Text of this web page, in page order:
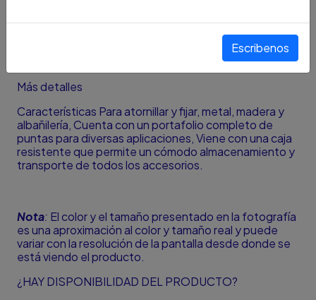
Más detalles
Características Para atornillar y fijar, metal, madera y
albañilería, Cuenta con un portafolio completo de
puntas para diversas aplicaciones, Viene con una caja
resistente que permite un cómodo almacenamiento y
transporte de todos los accesorios.
Nota: El color y el tamaño presentado en la fotografía
es una aproximación al color y tamaño real y puede
variar con la resolución de la pantalla desde donde se
está viendo el producto.
¿HAY DISPONIBILIDAD DEL PRODUCTO?
Escribenos